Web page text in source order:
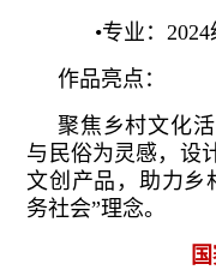
•专业：
作品亮点：
聚焦乡村文化
与民俗为灵感，设
文创产品，助力乡
务社会”理念。